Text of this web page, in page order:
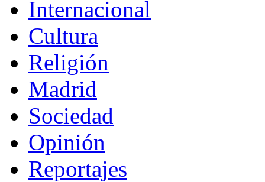
Internacional
Cultura
Religión
Madrid
Sociedad
Opinión
Reportajes